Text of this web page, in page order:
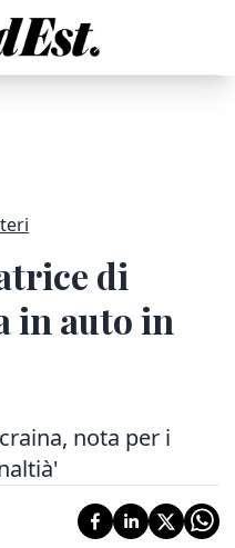
di
in auto in
nota per i